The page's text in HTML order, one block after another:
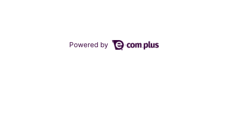
Powered by